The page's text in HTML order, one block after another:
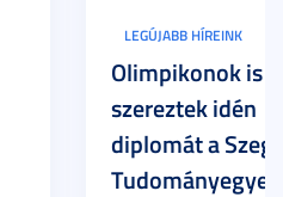
LEGÚJABB HÍREINK
Olimpikonok is
szereztek idén
diplomát a